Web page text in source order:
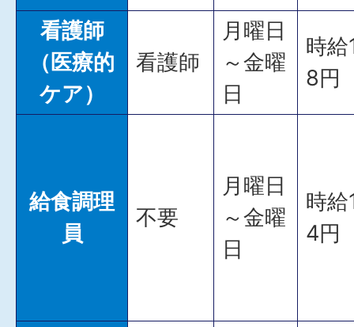
看護師
（医療的
ケア）
看護師
月曜日
～金曜
日
時
8円
給食調理
員
不要
月曜日
～金曜
日
時
4円